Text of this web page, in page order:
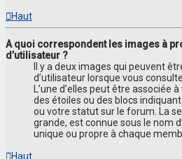
Haut
A quoi correspondent les images à
d’utilisateur ?
Il y a deux images qui peuvent
d’utilisateur lorsque vous
L’une d’elles peut être associée
des étoiles ou des blocs
ou votre statut sur le forum. La
grande, est connue sous le nom
unique ou propre à chaque
Haut